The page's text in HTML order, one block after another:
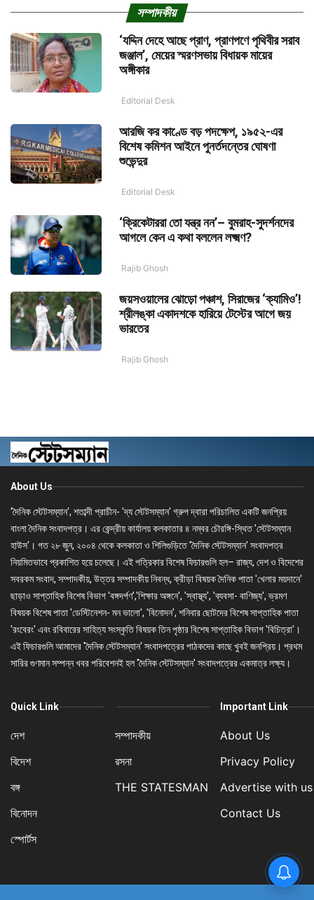
সম্পাদকীয়
‘যদ্দিন দেহে আছে প্রাণ, প্রাণপণে পৃথিবীর সরাব
জঞ্জাল’, মেয়ের স্মরণসভায় বিধায়ক মায়ের
অঙ্গীকার
Editorial Desk
আরজি কর কাণ্ডে বড় পদক্ষেপ, ১৯৫২-এর
বিশেষ কমিশন আইনে পুনর্তদন্তের ঘোষণা
শুভেন্দুর
Editorial Desk
‘ক্রিকেটাররা তো যন্ত্র নন’– বুমরাহ-সুদর্শনদের
আগলে কেন এ কথা বললেন লক্ষ্মণ?
Rajib Ghosh
জয়সওয়ালের ঝোড়ো পঞ্চাশ, সিরাজের ‘ক্যামিও’!
শ্রীলঙ্কা একাদশকে হারিয়ে টেস্টের আগে জয়
ভারতের
Rajib Ghosh
About Us
'দৈনিক স্টেটসম্যান', শতাব্দী প্রাচীন- 'দ্য স্টেটসম্যান' গ্রুপ দ্বারা পরিচালিত একটি জনপ্রিয়
বাংলা দৈনিক সংবাদপত্র। এর কেন্দ্রীয় কার্যালয় কলকাতার ৪ নম্বর চৌরঙ্গি-স্থিত 'স্টেটসম্যান
হাউস'। গত ২৮ জুন, ২০০৪ থেকে কলকাতা ও শিলিগুড়িতে 'দৈনিক স্টেটসম্যান' সংবাদপত্র
নিয়মিতভাবে প্রকাশিত হয়ে চলেছে। এই পত্রিকার বিশেষ ফিচারগুলি হল– রাজ্য, দেশ ও বিদেশের
সবরকম সংবাদ, সম্পাদকীয়, উত্তর সম্পাদকীয় নিবন্ধ, ক্রীড়া বিষয়ক দৈনিক পাতা 'খেলার ময়দানে'
ছাড়াও সাপ্তাহিক বিশেষ বিভাগ 'বঙ্গদর্পণ','শিক্ষার অঙ্গনে', 'স্বাস্থ্য', 'ব্যবসা- বাণিজ্য', ভ্রমণ
বিষয়ক বিশেষ পাতা 'ডেস্টিনেশন- মন ভালো', 'বিনোদন', শনিবার ছোটদের বিশেষ সাপ্তাহিক পাতা
'রংবেরং' এবং রবিবারের সাহিত্য সংস্কৃতি বিষয়ক তিন পৃষ্ঠার বিশেষ সাপ্তাহিক বিভাগ 'বিচিত্রা'।
এই ফিচারগুলি আমাদের 'দৈনিক স্টেটসম্যান' সংবাদপত্রের পাঠকদের কাছে খুবই জনপ্রিয়। প্রথম
সারির গুণমান সম্পন্ন খবর পরিবেশনই হল 'দৈনিক স্টেটসম্যান' সংবাদপত্রের একমাত্র লক্ষ্য।
Quick Link
দেশ
বিদেশ
বঙ্গ
বিনোদন
স্পোর্টস
সম্পাদকীয়
রসনা
THE STATESMAN
Important Link
About Us
Privacy Policy
Advertise with us
Contact Us